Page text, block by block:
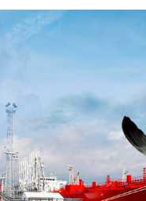
Настил с
противоскольжением